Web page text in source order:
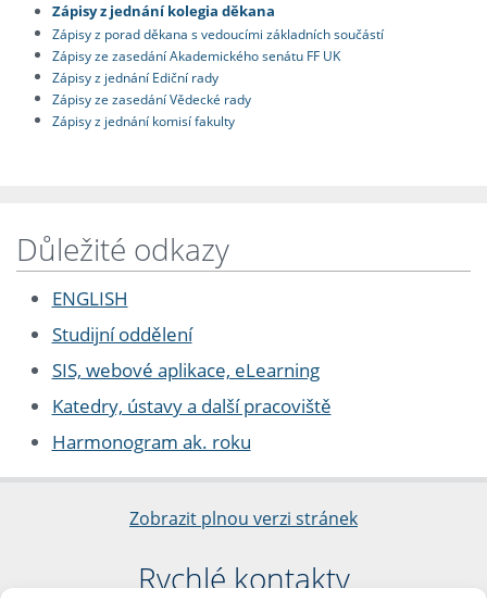
Zápisy z jednání kolegia děkana
Zápisy z porad děkana s vedoucími základních součástí
Zápisy ze zasedání Akademického senátu FF UK
Zápisy z jednání Ediční rady
Zápisy ze zasedání Vědecké rady
Zápisy z jednání komisí fakulty
Důležité odkazy
ENGLISH
Studijní oddělení
SIS, webové aplikace, eLearning
Katedry, ústavy a další pracoviště
Harmonogram ak. roku
Zobrazit plnou verzi stránek
Rychlé kontakty